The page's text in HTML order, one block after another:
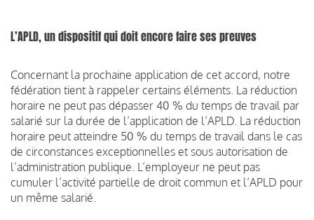
L’APLD, un dispositif qui doit encore faire ses preuves
Concernant la prochaine application de cet accord, notre
fédération tient à rappeler certains éléments. La réduction
horaire ne peut pas dépasser 40 % du temps de travail par
salarié sur la durée de l’application de l’APLD. La réduction
horaire peut atteindre 50 % du temps de travail dans le cas
de circonstances exceptionnelles et sous autorisation de
l’administration publique. L’employeur ne peut pas
cumuler l’activité partielle de droit commun et l’APLD pour
un même salarié.